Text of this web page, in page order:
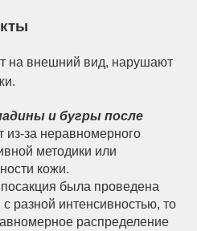
на внешний вид, нарушают
и бугры после
из-за неравномерного
методики или
кожи.
была проведена
разной интенсивностью, то
распределение